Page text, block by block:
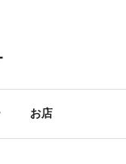
お店